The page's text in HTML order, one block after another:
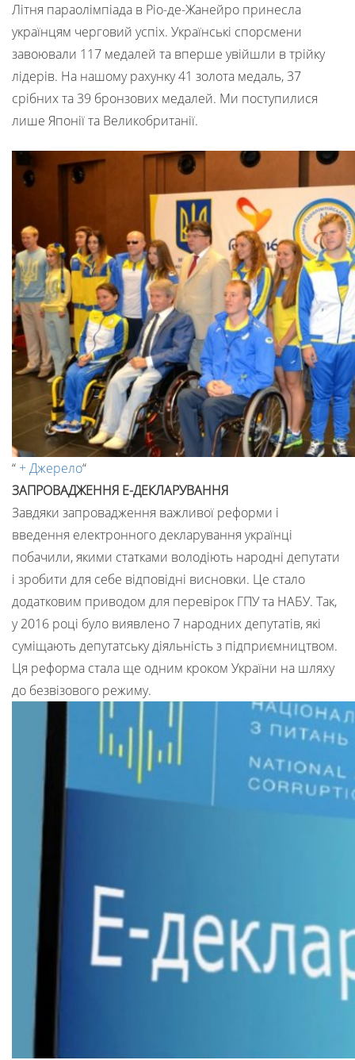
Літня параолімпіада в Ріо-де-Жанейро принесла
українцям черговий успіх. Українські спорсмени
завоювали 117 медалей та вперше увійшли в трійку
лідерів. На нашому рахунку 41 золота медаль, 37
срібних та 39 бронзових медалей. Ми поступилися
лише Японії та Великобританії.
“ + Джерело“
ЗАПРОВАДЖЕННЯ Е-ДЕКЛАРУВАННЯ
Завдяки запровадження важливої реформи і
введення електронного декларування українці
побачили, якими статками володіють народні депутати
і зробити для себе відповідні висновки. Це стало
додатковим приводом для перевірок ГПУ та НАБУ. Так,
у 2016 році було виявлено 7 народних депутатів, які
суміщають депутатську діяльність з підприємництвом.
Ця реформа стала ще одним кроком України на шляху
до безвізового режиму.